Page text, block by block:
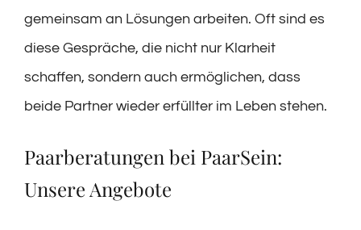
gemeinsam an Lösungen arbeiten. Oft sind es
diese Gespräche, die nicht nur Klarheit
schaffen, sondern auch ermöglichen, dass
beide Partner wieder erfüllter im Leben stehen.
Paarberatungen bei PaarSein:
Unsere Angebote